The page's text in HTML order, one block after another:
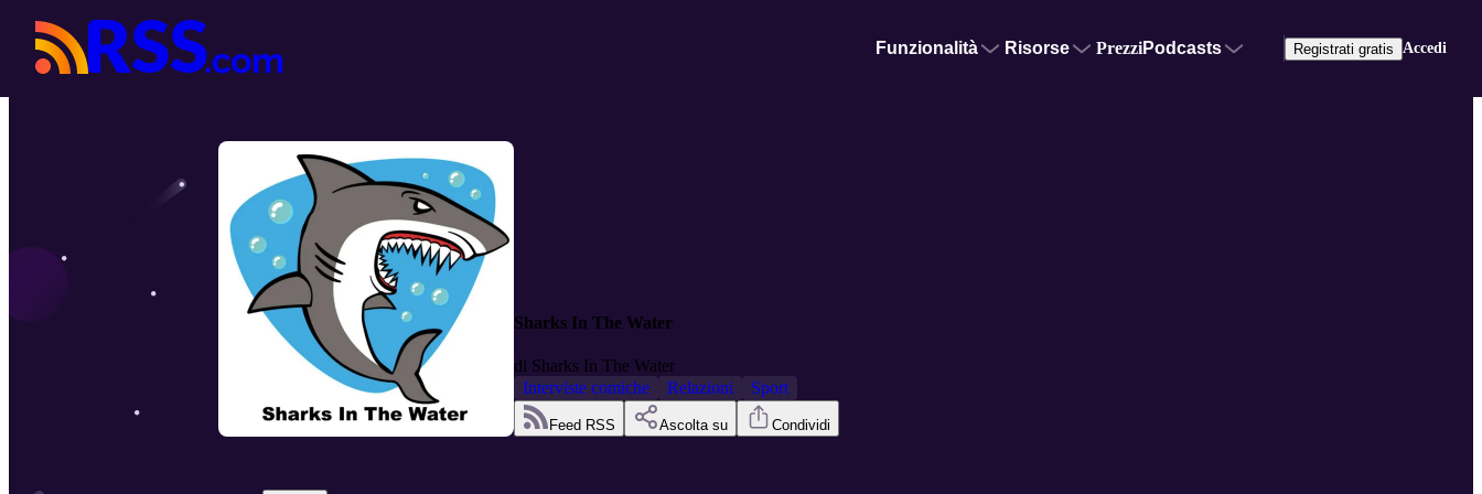
Funzionalità Risorse PrezziPodcasts Registrati gratis Accedi
Sharks In The Water
di Sharks In The Water
Interviste comiche
Relazioni Sport
Feed RSS Ascolta su Condividi